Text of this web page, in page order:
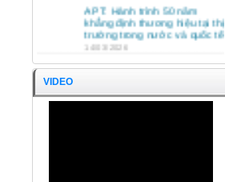
APT: Hành trình 50 năm
khẳng định thương hiệu tại thị
trường trong nước và quốc tế
14/03/2026
HỘI NGHỊ TỔNG KẾT HOẠT
ĐỘNG NĂM 2026 CÔNG TY
VIDEO